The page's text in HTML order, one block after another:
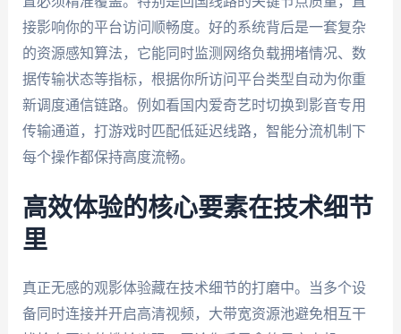
接影响你的平台访问顺畅度。好的系统背后是一套复杂
的资源感知算法，它能同时监测网络负载拥堵情况、数
据传输状态等指标，根据你所访问平台类型自动为你重
新调度通信链路。例如看国内爱奇艺时切换到影音专用
传输通道，打游戏时匹配低延迟线路，智能分流机制下
每个操作都保持高度流畅。
高效体验的核心要素在技术细节
里
真正无感的观影体验藏在技术细节的打磨中。当多个设
备同时连接并开启高清视频，大带宽资源池避免相互干